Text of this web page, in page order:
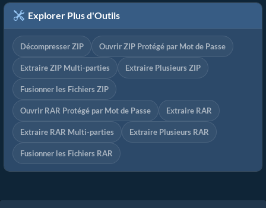
Explorer Plus d'Outils
Décompresser ZIP Ouvrir ZIP Protégé par Mot de Passe
Extraire ZIP Multi-parties Extraire Plusieurs ZIP
Fusionner les Fichiers ZIP
Ouvrir RAR Protégé par Mot de Passe Extraire RAR
Extraire RAR Multi-parties Extraire Plusieurs RAR
Fusionner les Fichiers RAR